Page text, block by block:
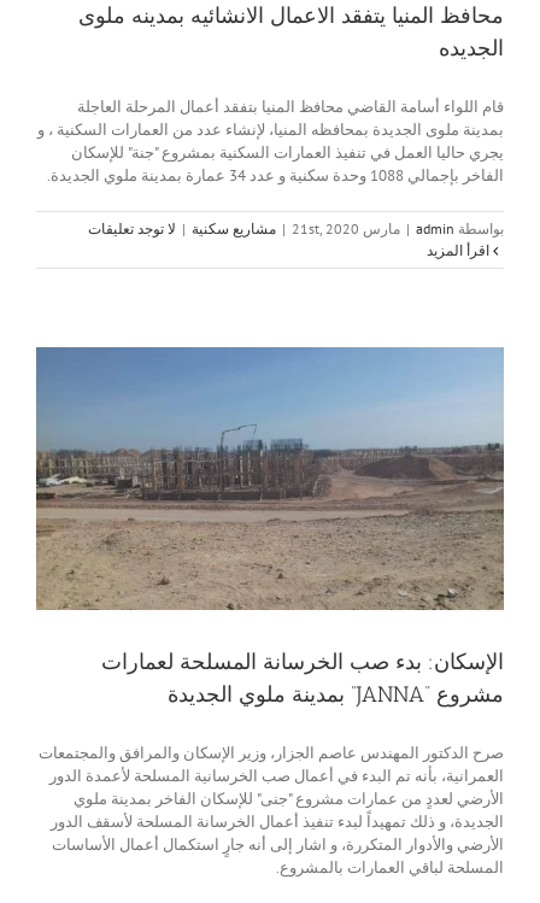
محافظ المنيا يتفقد الاعمال الانشائيه بمدينه ملوى
الجديده
قام اللواء أسامة القاضي محافظ المنيا بتفقد أعمال المرحلة العاجلة
بمدينة ملوى الجديدة بمحافظه المنيا، لإنشاء عدد من العمارات السكنية ، و
يجري حاليا العمل في تنفيذ العمارات السكنية بمشروع "جنة" للإسكان
الفاخر بإجمالي 1088 وحدة سكنية و عدد 34 عمارة بمدينة ملوي الجديدة.
بواسطة admin
| مارس 21st, 2020 | مشاريع سكنية | لا توجد تعليقات
الإسكان: بدء صب الخرسانة المسلحة لعمارات
مشروع “JANNA” بمدينة ملوي الجديدة
صرح الدكتور المهندس عاصم الجزار، وزير الإسكان والمرافق والمجتمعات
العمرانية، بأنه تم البدء في أعمال صب الخرسانية المسلحة لأعمدة الدور
الأرضي لعددٍ من عمارات مشروع "جنى" للإسكان الفاخر بمدينة ملوي
الجديدة، و ذلك تمهيداً لبدء تنفيذ أعمال الخرسانة المسلحة لأسقف الدور
الأرضي والأدوار المتكررة، و اشار إلى أنه جارٍ استكمال أعمال الأساسات
المسلحة لباقي العمارات بالمشروع.